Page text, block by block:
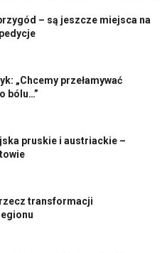
– są jeszcze miejsca na
„Chcemy przełamywać
bólu…”
pruskie i austriackie –
transformacji